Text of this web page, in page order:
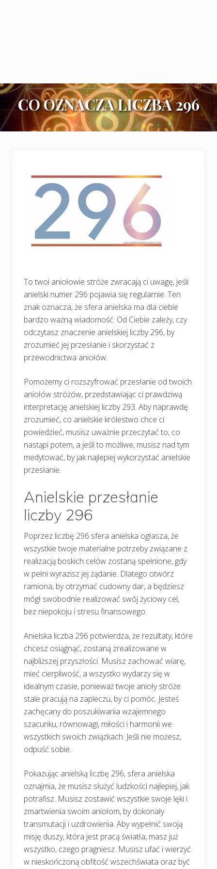
CO OZNACZA LICZBA 296
To twoi aniołowie stróże zwracają ci uwagę, jeśli
anielski numer 296 pojawia się regularnie. Ten
znak oznacza, że sfera anielska ma dla ciebie
bardzo ważną wiadomość. Od Ciebie zależy, czy
odczytasz znaczenie anielskiej liczby 296, by
zrozumieć jej przesłanie i skorzystać z
przewodnictwa aniołów.
Pomożemy ci rozszyfrować przesłanie od twoich
aniołów stróżów, przedstawiając ci prawdziwą
interpretację anielskiej liczby 293. Aby naprawdę
zrozumieć, co anielskie królestwo chce ci
powiedzieć, musisz uważnie przeczytać to, co
nastąpi potem, a jeśli to możliwe, musisz nad tym
medytować, by jak najlepiej wykorzystać anielskie
przesłanie.
Anielskie przesłanie
liczby 296
Poprzez liczbę 296 sfera anielska ogłasza, że
wszystkie twoje materialne potrzeby związane z
realizacją boskich celów zostaną spełnione, gdy
w pełni wyrazisz jej żądanie. Dlatego otwórz
ramiona, by otrzymać cudowny dar, a będziesz
mógł swobodnie realizować swój życiowy cel,
bez niepokoju i stresu finansowego.
Anielska liczba 296 potwierdza, że rezultaty, które
chcesz osiągnąć, zostaną zrealizowane w
najbliższej przyszłości. Musisz zachować wiarę,
mieć cierpliwość, a wszystko wydarzy się w
idealnym czasie, ponieważ twoje anioły stróże
stale pracują na zapleczu, by ci pomóc. Jesteś
zachęcany do poszukiwania wzajemnego
szacunku, równowagi, miłości i harmonii we
wszystkich swoich związkach. Jeśli nie możesz,
odpuść sobie.
Pokazując anielską liczbę 296, sfera anielska
oznajmia, że musisz służyć ludzkości najlepiej, jak
potrafisz. Musisz zostawić wszystkie swoje lęki i
zmartwienia swoim aniołom, by dokonały
transmutacji i uzdrowienia. Aby wypełnić swoją
misję duszy, która jest pracą światła, masz już
wszystko, czego pragniesz. Musisz ufać i wierzyć
w nieskończoną obfitość wszechświata oraz być